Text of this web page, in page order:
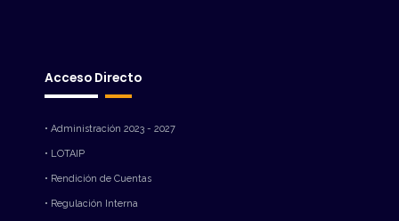
Acceso Directo
• Administración 2023 - 2027
• LOTAIP
• Rendición de Cuentas
• Regulación Interna